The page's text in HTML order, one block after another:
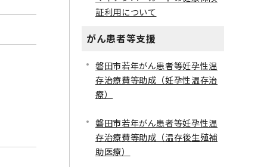
証利用について
がん患者等支援
磐田市若年がん患者等妊孕性温
存治療費等助成（妊孕性温存治
療）
磐田市若年がん患者等妊孕性温
存治療費等助成（温存後生殖補
助医療）